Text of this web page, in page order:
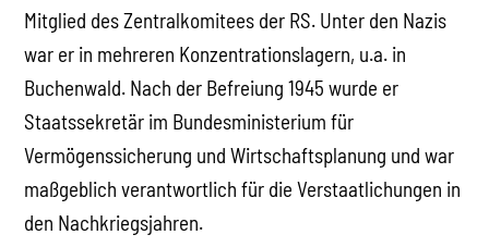
Mitglied des Zentralkomitees der RS. Unter den Nazis
war er in mehreren Konzentrationslagern, u.a. in
Buchenwald. Nach der Befreiung 1945 wurde er
Staatssekretär im Bundesministerium für
Vermögenssicherung und Wirtschaftsplanung und war
maßgeblich verantwortlich für die Verstaatlichungen in
den Nachkriegsjahren.